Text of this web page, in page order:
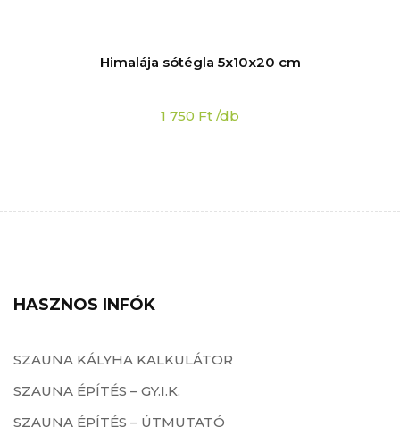
Himalája sótégla 5x10x20 cm
1 750 Ft /db
HASZNOS INFÓK
SZAUNA KÁLYHA KALKULÁTOR
SZAUNA ÉPÍTÉS – GY.I.K.
SZAUNA ÉPÍTÉS – ÚTMUTATÓ